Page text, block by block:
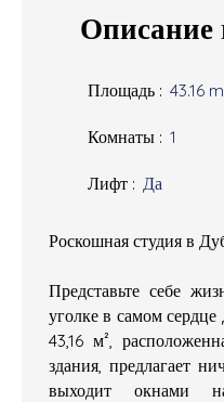
Описание
Площадь : 43.16
Комнаты : 1
Лифт : Да
Роскошная студия в
Представьте себе
уголке в самом
43,16 м²,
здания, предлагает
выходит окнами